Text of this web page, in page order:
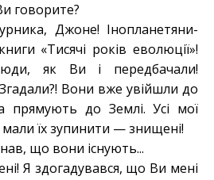
говорите?
Джоне! Інопланетяни-
«Тисячі років еволюції»!
як Ви і передбачали!
Вони вже увійшли до
прямують до Землі. Усі мої
мали їх зупинити — знищені!
що вони існують...
Я здогадувався, що Ви мені